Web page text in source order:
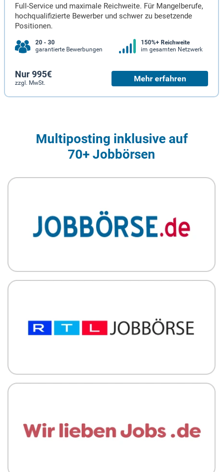
Full-Service und maximale Reichweite. Für Mangelberufe,
hochqualifizierte Bewerber und schwer zu besetzende
Positionen.
20 - 30
garantierte Bewerbungen
150%+ Reichweite
im gesamten Netzwerk
Nur 995€
zzgl. MwSt. Mehr erfahren
Multiposting inklusive auf
70+ Jobbörsen